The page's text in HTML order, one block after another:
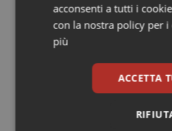
Tumore al seno
Tumore ovarico
Tumori del Polmone &
Tumori
Potrebbe
Regioni e Asl
Settimana della
Spallanzani:
acconsenti a tutti i
con la nostra policy per i
più
ACCETTA